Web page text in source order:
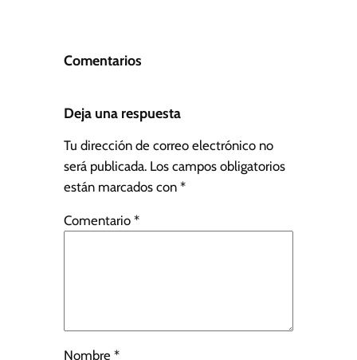
Comentarios
Deja una respuesta
Tu dirección de correo electrónico no
será publicada. Los campos obligatorios
están marcados con *
Comentario *
Nombre *